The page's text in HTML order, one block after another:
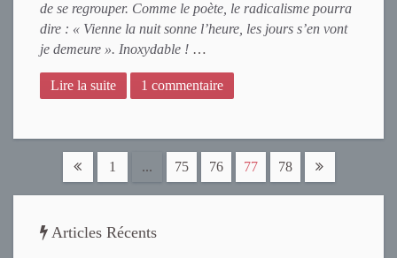
de se regrouper. Comme le poète, le radicalisme pourra
dire : « Vienne la nuit sonne l’heure, les jours s’en vont
je demeure ». Inoxydable ! …
Lire la suite 1 commentaire
1 ... 75 76 77 78
Articles Récents